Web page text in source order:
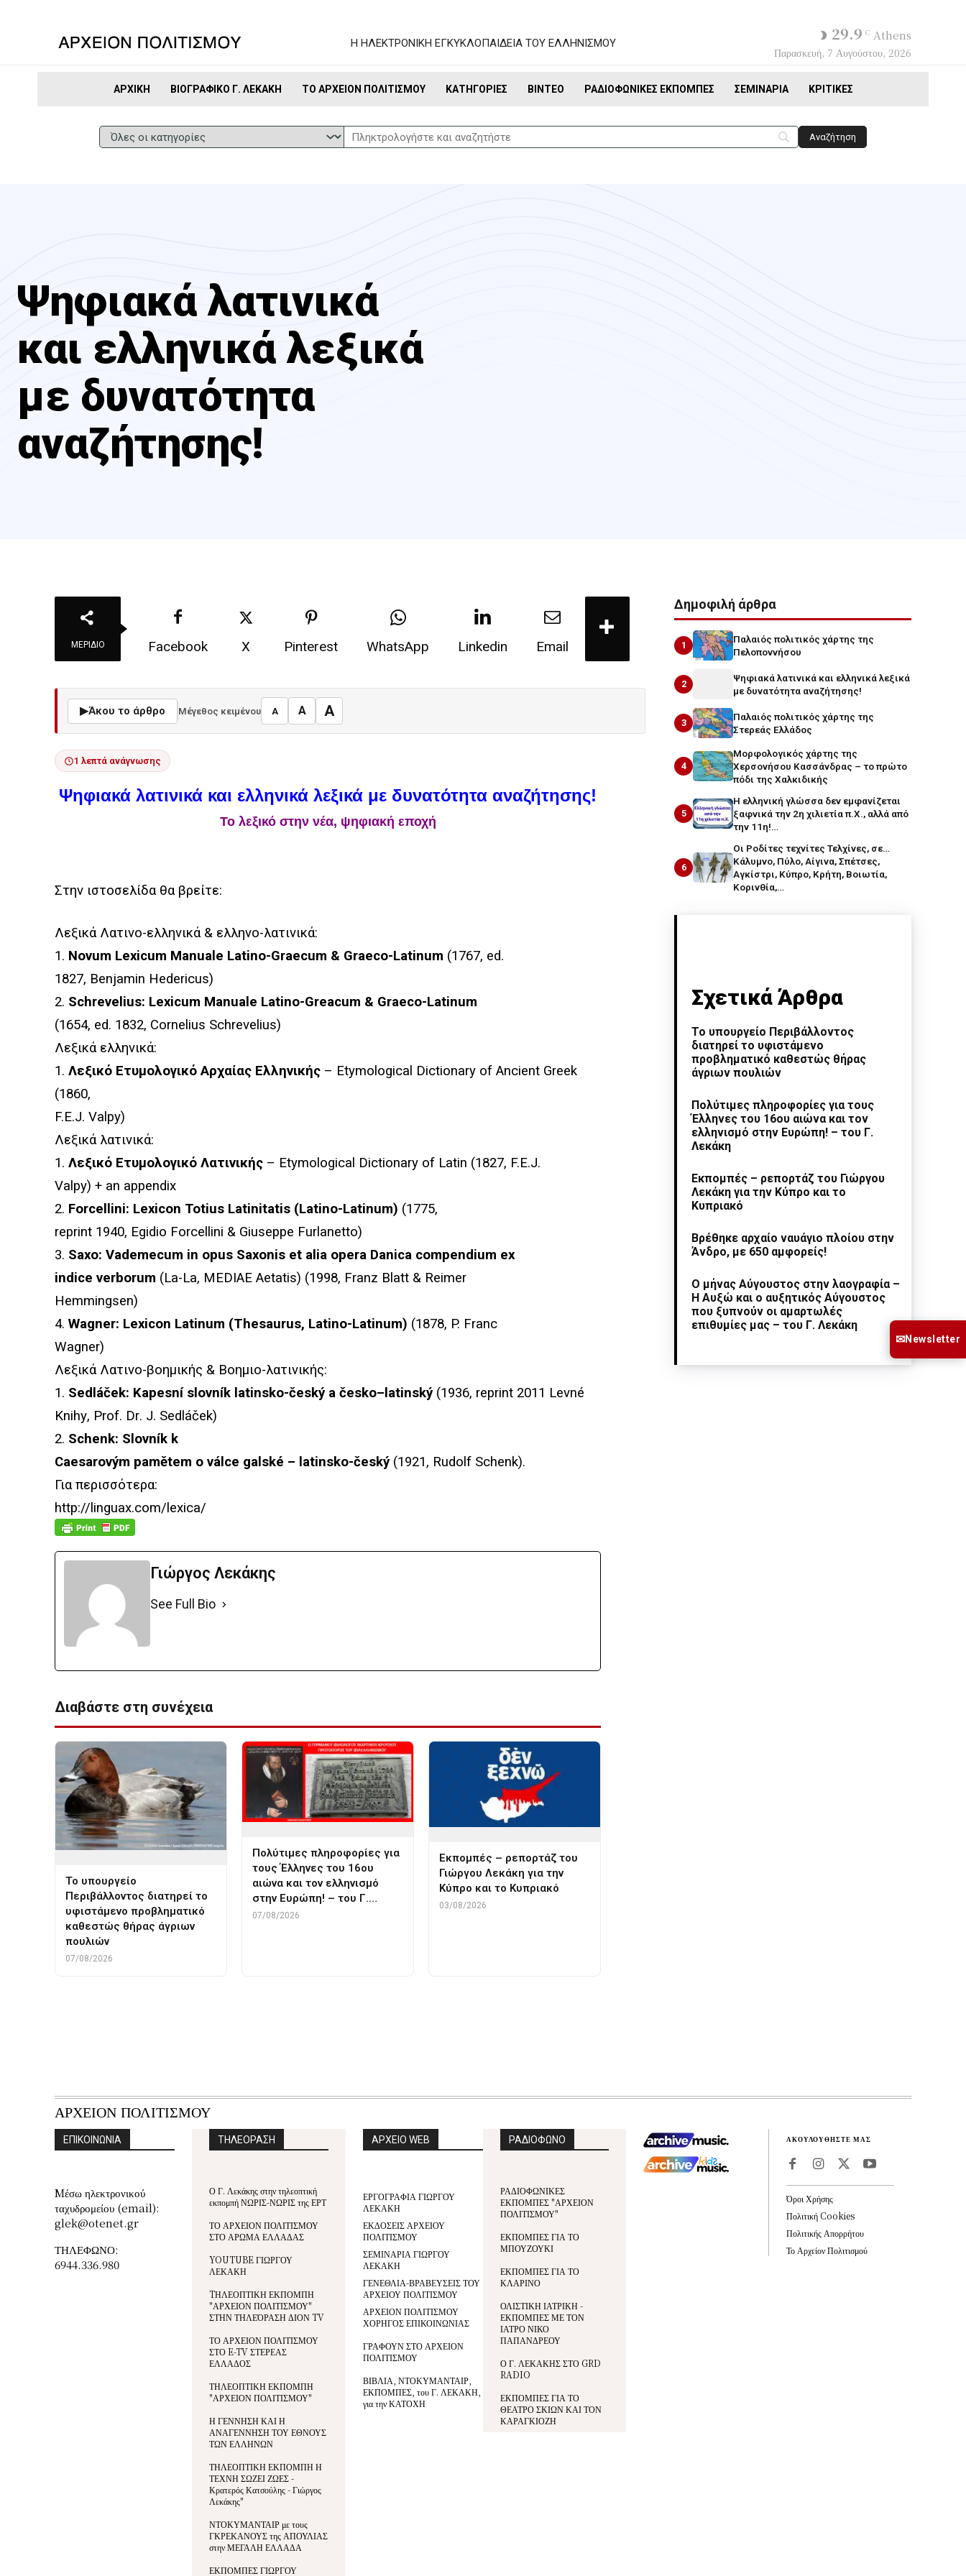
Η ΗΛΕΚΤΡΟΝΙΚΗ ΕΓΚΥΚΛΟΠΑΙΔΕΙΑ ΤΟΥ ΕΛΛΗΝΙΣΜΟΥ 29.9 C Athens
Παρασκευή, 7 Αυγούστου, 2026
ΑΡΧΙΚΉ ΒΙΟΓΡΑΦΙΚΌ Γ. ΛΕΚΆΚΗ ΤΟ ΑΡΧΕΊΟΝ ΠΟΛΙΤΙΣΜΟΎ ΚΑΤΗΓΟΡΊΕΣ ΒΊΝΤΕΟ ΡΑΔΙΟΦΩΝΙΚΈΣ ΕΚΠΟΜΠΈΣ ΣΕΜΙΝΆΡΙΑ ΚΡΙΤΙΚΈΣ
Ψηφιακά λατινικά
και ελληνικά λεξικά
με δυνατότητα
αναζήτησης!
ΜΕΡΊΔΙΟ Facebook X Pinterest WhatsApp Linkedin Email
▶Άκου το άρθρο Μέγεθος κειμένου A A A
1 λεπτά ανάγνωσης
Ψηφιακά λατινικά και ελληνικά λεξικά με δυνατότητα αναζήτησης!
Το λεξικό στην νέα, ψηφιακή εποχή
Στην ιστοσελίδα θα βρείτε:
Λεξικά Λατινο-ελληνικά & ελληνο-λατινικά:
1. Novum Lexicum Manuale Latino-Graecum & Graeco-Latinum (1767, ed.
1827, Benjamin Hedericus)
2. Schrevelius: Lexicum Manuale Latino-Greacum & Graeco-Latinum
(1654, ed. 1832, Cornelius Schrevelius)
Λεξικά ελληνικά:
1. Λεξικό Ετυμολογικό Αρχαίας Ελληνικής – Etymological Dictionary of Ancient Greek
(1860,
F.E.J. Valpy)
Λεξικά λατινικά:
1. Λεξικό Ετυμολογικό Λατινικής – Etymological Dictionary of Latin (1827, F.E.J.
Valpy) + an appendix
2. Forcellini: Lexicon Totius Latinitatis (Latino-Latinum) (1775,
reprint 1940, Egidio Forcellini & Giuseppe Furlanetto)
3. Saxo: Vademecum in opus Saxonis et alia opera Danica compendium ex
indice verborum (La-La, MEDIAE Aetatis) (1998, Franz Blatt & Reimer
Hemmingsen)
4. Wagner: Lexicon Latinum (Thesaurus, Latino-Latinum) (1878, P. Franc
Wagner)
Λεξικά Λατινο-βοημικής & Βοημιο-λατινικής:
1. Sedl áček: Kapesní slovník latinsko-český a česko– latinský(1936, reprint 2011 Levné
Knihy, Prof. Dr. J. Sedl áček)
2. Schenk: Slovník k
Caesarovým pamětem o válce galské – latinsko-český(1921, Rudolf Schenk).
Για περισσότερα:
http://linguax.com/lexica/
Γιώργος Λεκάκης
See Full Bio
Διαβάστε στη συνέχεια
Το υπουργείο
Περιβάλλοντος διατηρεί το
υφιστάμενο προβληματικό
καθεστώς θήρας άγριων
πουλιών
07/08/2026
Πολύτιμες πληροφορίες για
τους Έλληνες του 16ου
αιώνα και τον ελληνισμό
στην Ευρώπη! – του Γ.…
07/08/2026
Εκπομπές – ρεπορτάζ του
Γιώργου Λεκάκη για την
Κύπρο και το Κυπριακό
03/08/2026
Δημοφιλή άρθρα
1
Παλαιός πολιτικός χάρτης της
Πελοποννήσου
2
Ψηφιακά λατινικά και ελληνικά λεξικά
με δυνατότητα αναζήτησης!
3
Παλαιός πολιτικός χάρτης της
Στερεάς Ελλάδος
4
Μορφολογικός χάρτης της
Χερσονήσου Κασσάνδρας – το πρώτο
πόδι της Χαλκιδικής
5
Η ελληνική γλώσσα δεν εμφανίζεται
ξαφνικά την 2η χιλιετία π.Χ., αλλά από
την 11η!…
6
Οι Ροδίτες τεχνίτες Τελχίνες, σε…
Κάλυμνο, Πύλο, Αίγινα, Σπέτσες,
Αγκίστρι, Κύπρο, Κρήτη, Βοιωτία,
Κορινθία,…
Σχετικά Άρθρα
Το υπουργείο Περιβάλλοντος
διατηρεί το υφιστάμενο
προβληματικό καθεστώς θήρας
άγριων πουλιών
Πολύτιμες πληροφορίες για τους
Έλληνες του 16ου αιώνα και τον
ελληνισμό στην Ευρώπη! – του Γ.
Λεκάκη
Εκπομπές – ρεπορτάζ του Γιώργου
Λεκάκη για την Κύπρο και το
Κυπριακό
Βρέθηκε αρχαίο ναυάγιο πλοίου στην
Άνδρο, με 650 αμφορείς!
Ο μήνας Αύγουστος στην λαογραφία –
Η Αυξώ και ο αυξητικός Αύγουστος
που ξυπνούν οι αμαρτωλές
επιθυμίες μας – του Γ. Λεκάκη
ΑΡΧΕΙΟΝ ΠΟΛΙΤΙΣΜΟΥ
ΕΠΙΚΟΙΝΩΝΙΑ
Mέσω ηλεκτρονικού
ταχυδρομείου (email):
glek@otenet.gr
ΤΗΛΕΦΩΝΟ:
6944.336.980
ΤΗΛΕΟΡΑΣΗ
Ο Γ. Λεκάκης στην τηλεοπτική
εκπομπή ΝΩΡΙΣ-ΝΩΡΙΣ της ΕΡΤ
ΤΟ ΑΡΧΕΙΟΝ ΠΟΛΙΤΙΣΜΟΥ
ΣΤΟ ΑΡΩΜΑ ΕΛΛΑΔΑΣ
YOUTUBE ΓΙΩΡΓΟΥ
ΛΕΚΑΚΗ
TΗΛΕΟΠΤΙΚΗ ΕΚΠΟΜΠΗ
"ΑΡΧΕΙΟΝ ΠΟΛΙΤΙΣΜΟΥ"
ΣΤΗΝ ΤΗΛΕΌΡΑΣΗ ΔΙΟΝ TV
ΤΟ ΑΡΧΕΙΟΝ ΠΟΛΙΤΙΣΜΟΥ
ΣΤΟ E-TV ΣΤΕΡΕΑΣ
ΕΛΛΑΔΟΣ
ΤΗΛΕΟΠΤΙΚΗ ΕΚΠΟΜΠΗ
"ΑΡΧΕΙΟΝ ΠΟΛΙΤΙΣΜΟΥ"
Η ΓΕΝΝΗΣΗ ΚΑΙ Η
ΑΝΑΓΕΝΝΗΣΗ ΤΟΥ ΕΘΝΟΥΣ
ΤΩΝ ΕΛΛΗΝΩΝ
ΤΗΛΕΟΠΤΙΚΗ ΕΚΠΟΜΠΗ Η
ΤΕΧΝΗ ΣΩΖΕΙ ΖΩΕΣ -
Κρατερός Κατσούλης - Γιώργος
Λεκάκης"
ΝΤΟΚΥΜΑΝΤΑΙΡ με τους
ΓΚΡΕΚΑΝΟΥΣ της ΑΠΟΥΛΙΑΣ
στην ΜΕΓΑΛΗ ΕΛΛΑΔΑ
ΕΚΠΟΜΠΕΣ ΓΙΩΡΓΟΥ
ΑΡΧΕΙΟ WEB
ΕΡΓΟΓΡΑΦΙΑ ΓΙΩΡΓΟΥ
ΛΕΚΑΚΗ
ΕΚΔΟΣΕΙΣ ΑΡΧΕΙΟΥ
ΠΟΛΙΤΙΣΜΟΥ
ΣΕΜΙΝΑΡΙΑ ΓΙΩΡΓΟΥ
ΛΕΚΑΚΗ
ΓΕΝΕΘΛΙΑ-ΒΡΑΒΕΥΣΕΙΣ ΤΟΥ
ΑΡΧΕΙΟΥ ΠΟΛΙΤΙΣΜΟΥ
ΑΡΧΕΙΟΝ ΠΟΛΙΤΙΣΜΟΥ
ΧΟΡΗΓΟΣ ΕΠΙΚΟΙΝΩΝΙΑΣ
ΓΡΑΦΟΥΝ ΣΤΟ ΑΡΧΕΙΟΝ
ΠΟΛΙΤΙΣΜΟΥ
ΒΙΒΛΙΑ, ΝΤΟΚΥΜΑΝΤΑΙΡ,
ΕΚΠΟΜΠΕΣ, του Γ. ΛΕΚΑΚΗ,
για την ΚΑΤΟΧΗ
ΡΑΔΙΟΦΩΝΟ
ΡΑΔΙΟΦΩΝΙΚΕΣ
ΕΚΠΟΜΠΕΣ "ΑΡΧΕΙΟΝ
ΠΟΛΙΤΙΣΜΟΥ"
ΕΚΠΟΜΠΕΣ ΓΙΑ ΤΟ
ΜΠΟΥΖΟΥΚΙ
ΕΚΠΟΜΠΕΣ ΓΙΑ ΤΟ
ΚΛΑΡΙΝΟ
ΟΛΙΣΤΙΚΗ ΙΑΤΡΙΚΗ -
ΕΚΠΟΜΠΕΣ ΜΕ ΤΟΝ
ΙΑΤΡΟ ΝΙΚΟ
ΠΑΠΑΝΔΡΕΟΥ
Ο Γ. ΛΕΚΑΚΗΣ ΣΤΟ GRD
RADIO
ΕΚΠΟΜΠΕΣ ΓΙΑ ΤΟ
ΘΕΑΤΡΟ ΣΚΙΩΝ ΚΑΙ ΤΟΝ
ΚΑΡΑΓΚΙΟΖΗ
ΑΚΟΥΛΟΥΘΗΣΤΕ ΜΑΣ
Όροι Χρήσης
Πολιτική Cookies
Πολιτικής Απορρήτου
Το Αρχείον Πολιτισμού
✉Newsletter